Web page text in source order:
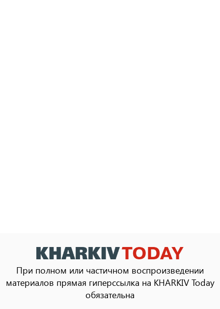
При полном или частичном воспроизведении
материалов прямая гиперссылка на KHARKIV Today
обязательна